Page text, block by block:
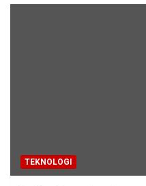
TEKNOLOGI